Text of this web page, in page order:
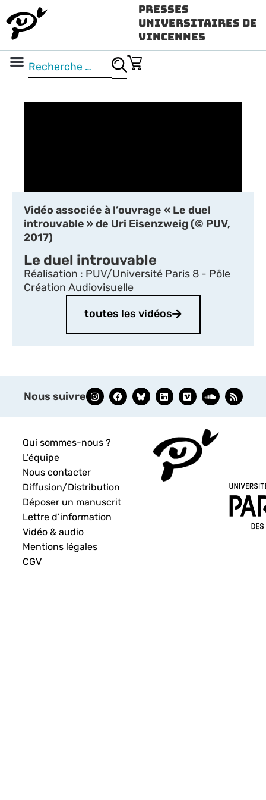
Presses
Universitaires de
Vincennes
Vidéo associée à l’ouvrage « Le duel
introuvable » de Uri Eisenzweig (© PUV,
2017)
Le duel introuvable
Réalisation : PUV/Université Paris 8 - Pôle
Création Audiovisuelle
toutes les vidéos
Nous suivre
Qui sommes-nous ?
L’équipe
Nous contacter
Diffusion/Distribution
Déposer un manuscrit
Lettre d’information
Vidéo & audio
Mentions légales
CGV